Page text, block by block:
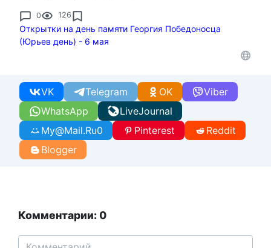
0 126
Открытки на день памяти Георгия Победоносца
(Юрьев день) - 6 мая
WhatsApp
VK Telegram Viber
OK
LiveJournal
My@Mail.Ru0 Pinterest
Reddit
Blogger
Комментарии: 0